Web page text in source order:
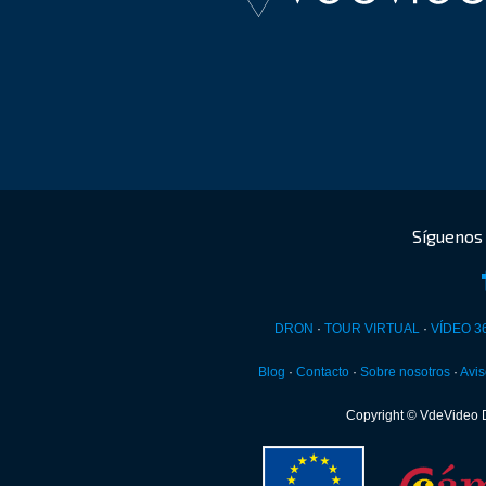
DRON · TOUR VIRTUAL· VÍDEO
Blog · Contacto· Sobre nosotros·
Copyright © VdeVideo